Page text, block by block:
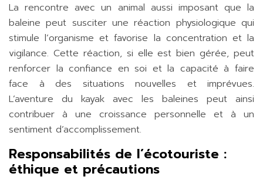
La rencontre avec un animal aussi imposant que la
baleine peut susciter une réaction physiologique qui
stimule l’organisme et favorise la concentration et la
vigilance. Cette réaction, si elle est bien gérée, peut
renforcer la confiance en soi et la capacité à faire
face à des situations nouvelles et imprévues.
L’aventure du kayak avec les baleines peut ainsi
contribuer à une croissance personnelle et à un
sentiment d’accomplissement.
Responsabilités de l’écotouriste :
éthique et précautions